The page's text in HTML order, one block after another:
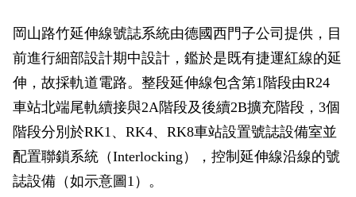
路網規劃
未來發展
捷運紫線
前鎮漁港聯外軌道
興建中
各線計畫進度
岡山路竹延伸線(第二A階段)
岡山路竹延伸線(第二B階段)
捷運黃線
已通車
捷運紅/橘線
岡山路竹延伸線(第一階段)
環狀輕軌
政府資訊公開
生態檢核專區
性別主流化專區
政風園地
Open Data
禁限建專區
增額容積申請
檔案應用專區
常見問答
相關連結
照片集錦
影音專區
特色車站
輕軌知識站
輕軌簡介
關於我們
首長簡介
局徽
本局沿革
組織職掌
網站導覽
English
岡山路竹延伸線號誌系統由德國西門子公司提供，目
前進行細部設計期中設計，鑑於是既有捷運紅線的延
伸，故採軌道電路。整段延伸線包含第1階段由R24
車站北端尾軌續接與2A階段及後續2B擴充階段，3個
階段分別於RK1、RK4、RK8車站設置號誌設備室並
配置聯鎖系統（Interlocking），控制延伸線沿線的號
誌設備（如示意圖1）。